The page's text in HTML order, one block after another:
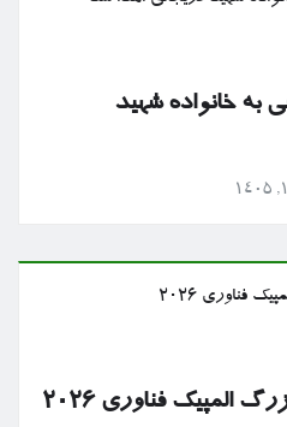
به خانواده شهید
المپیک فناوری ۲۰۲۶